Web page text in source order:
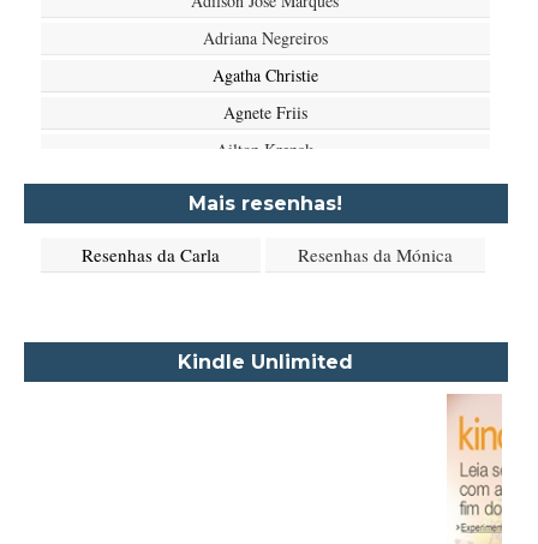
Adriana Negreiros
Agatha Christie
Agnete Friis
Ailton Krenak
Aimée de Jongh
Aione Simões
Alexandre Dumas Filho
Mais resenhas!
Resenhas da Carla Resenhas da Mónica
Kindle Unlimited